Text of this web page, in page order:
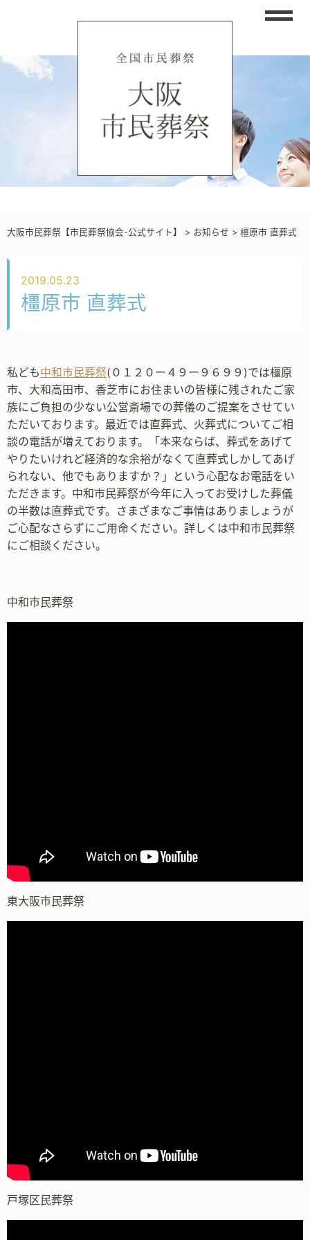
大阪市民葬祭【市民葬祭協会-公式サイト】 > お知らせ > 橿原市 直葬式
2019.05.23
橿原市 直葬式
私ども中和市民葬祭(０１２０ー４９ー９６９９)では橿原
市、大和高田市、香芝市にお住まいの皆様に残されたご家
族にご負担の少ない公営斎場での葬儀のご提案をさせてい
ただいております。最近では直葬式、火葬式についてご相
談の電話が増えております。「本来ならば、葬式をあげて
やりたいけれど経済的な余裕がなくて直葬式しかしてあげ
られない、他でもありますか？」という心配なお電話をい
ただきます。中和市民葬祭が今年に入ってお受けした葬儀
の半数は直葬式です。さまざまなご事情はありましょうが
ご心配なさらずにご用命ください。詳しくは中和市民葬祭
にご相談ください。
中和市民葬祭
東大阪市民葬祭
戸塚区民葬祭